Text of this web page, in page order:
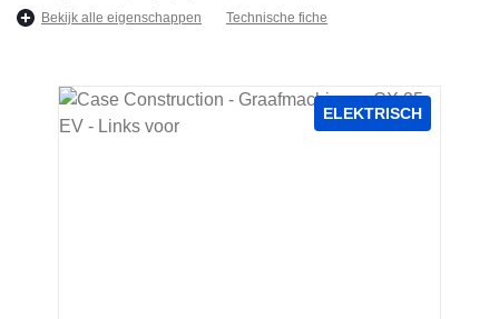
Bekijk alle eigenschappen Technische fiche
Afbeeldingengalerij overslaan
ELEKTRISCH